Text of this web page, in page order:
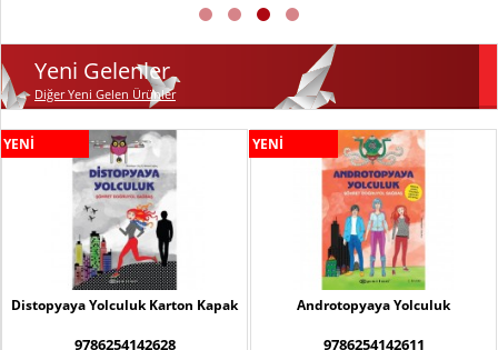
Yeni Gelenler
Diğer Yeni Gelen Ürünler
YENİ
Distopyaya Yolculuk Karton Kapak
9786254142628
YENİ
Androtopyaya Yolculuk
9786254142611